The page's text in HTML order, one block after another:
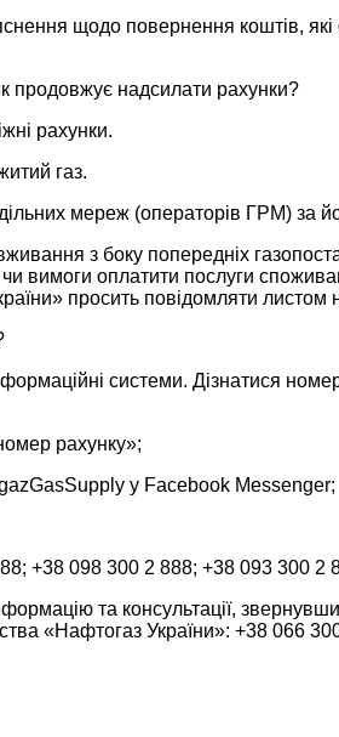
щодо повернення коштів,
продовжує надсилати рахунки?
рахунки.
газ.
мереж (операторів ГРМ) за
з боку попередніх
вимоги оплатити послуги
просить повідомляти листом
системи. Дізнатися
рахунку»;
у Facebook Messenger;
+38 098 300 2 888; +38 093 300 2
та консультації,
«Нафтогаз України»: +38 066